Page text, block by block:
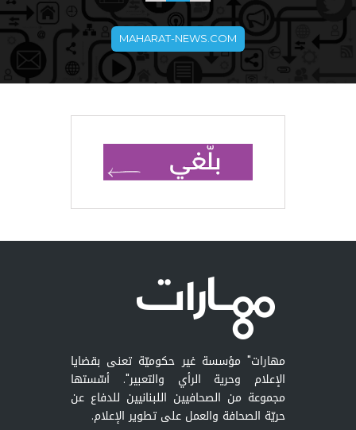
MAHARAT-NEWS.COM
مهارات" مؤسسة غير حكوميّة تعنى بقضايا
الإعلام وحرية الرأي والتعبير". أسّستها
مجموعة من الصحافيين اللبنانيين للدفاع عن
حريّة الصحافة والعمل على تطوير الإعلام.